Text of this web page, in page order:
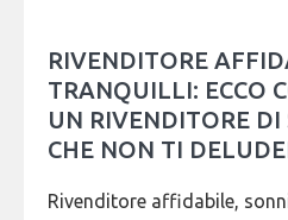
RIVENDITORE
TRANQUILLI: ECCO
UN RIVENDITORE DI
CHE NON TI
Rivenditore affidabile,